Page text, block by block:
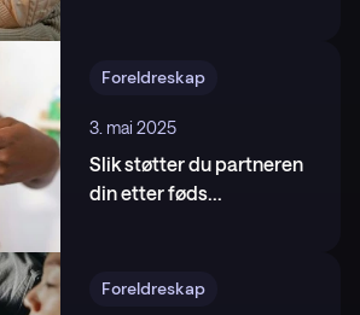
Sociol Rev. 2019;84(4).
0003122419859007
Foreldreskap
3. mai 2025
Slik støtter du partneren
din etter føds
Foreldreskap